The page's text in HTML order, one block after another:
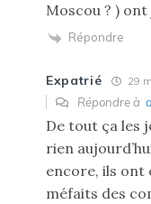
Moscou ? ) ont
Répondre
Expatrié 29
Répondre à
De tout ça les
rien
encore, ils ont
méfaits des